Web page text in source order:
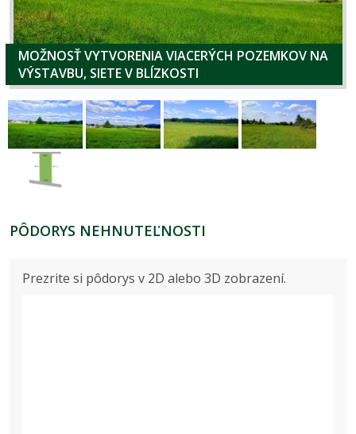
MOŽNOSŤ VYTVORENIA VIACERÝCH POZEMKOV NA
VÝSTAVBU, SIETE V BLÍZKOSTI
PÔDORYS NEHNUTEĽNOSTI
Prezrite si pôdorys v 2D alebo 3D zobrazení.